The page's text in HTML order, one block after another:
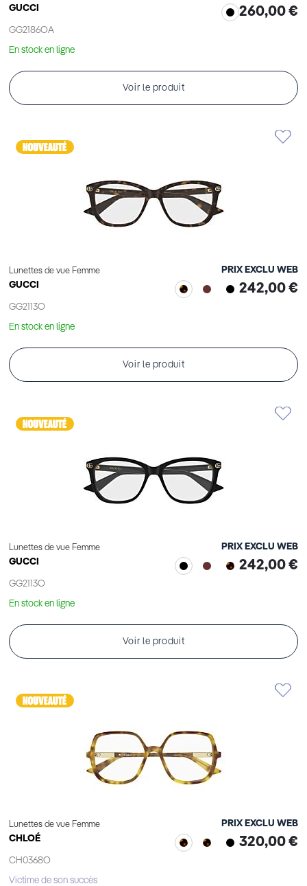
GUCCI
GG2186OA
260,00 €
En stock en ligne
Voir le produit
Lunettes de vue Femme
GUCCI
GG2113O
PRIX EXCLU WEB
242,00 €
En stock en ligne
Voir le produit
Lunettes de vue Femme
GUCCI
GG2113O
PRIX EXCLU WEB
242,00 €
En stock en ligne
Voir le produit
Lunettes de vue Femme
CHLOÉ
CH0368O
PRIX EXCLU WEB
320,00 €
Victime de son succès